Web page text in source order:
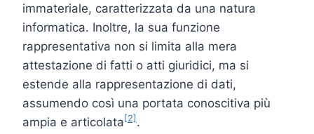
immateriale, caratterizzata da una natura
informatica. Inoltre, la sua funzione
rappresentativa non si limita alla mera
attestazione di fatti o atti giuridici, ma si
estende alla rappresentazione di dati,
assumendo così una portata conoscitiva più
ampia e articolata [2] .